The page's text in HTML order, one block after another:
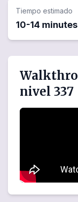
Tiempo estimado
10-14 minutes
nivel 337